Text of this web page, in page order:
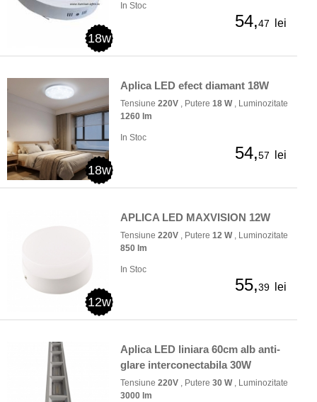
18w
In Stoc
54,47 lei
18w
Aplica LED efect diamant 18W
Tensiune 220V , Putere 18 W, Luminozitate
1260 lm
In Stoc
54,57 lei
12w
APLICA LED MAXVISION 12W
Tensiune 220V , Putere 12 W, Luminozitate
850 lm
In Stoc
55,39 lei
Aplica LED liniara 60cm alb anti-
glare interconectabila 30W
Tensiune 220V , Putere 30 W, Luminozitate
3000 lm